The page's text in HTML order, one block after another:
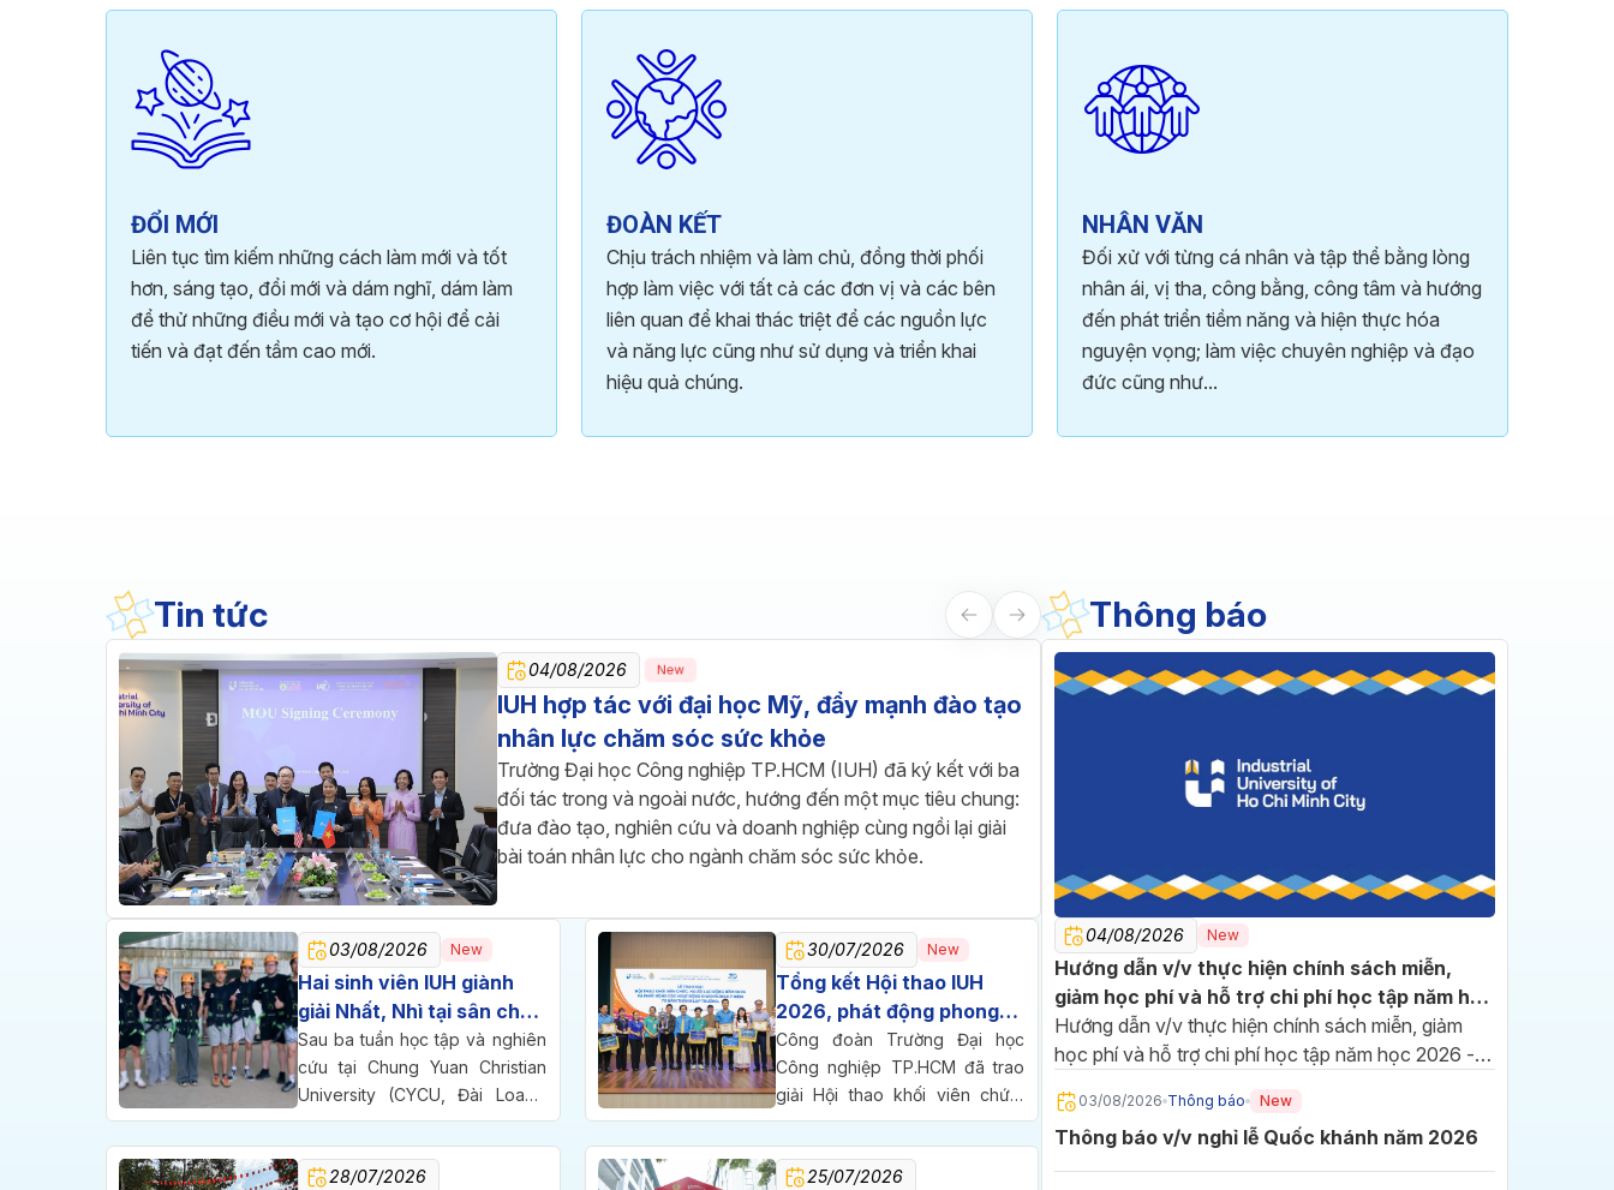
ĐIỆP HIỆU TRƯỞNG
ĐỔI MỚI
Liên tục tìm kiếm những cách làm mới và tốt
hơn, sáng tạo, đổi mới và dám nghĩ, dám làm
để thử những điều mới và tạo cơ hội để cải
tiến và đạt đến tầm cao mới.
ĐOÀN KẾT
Chịu trách nhiệm và làm chủ, đồng thời phối
hợp làm việc với tất cả các đơn vị và các bên
liên quan để khai thác triệt để các nguồn lực
và năng lực cũng như sử dụng và triển khai
hiệu quả chúng.
NHÂN VĂN
Đối xử với từng cá nhân và tập thể bằng lòng
nhân ái, vị tha, công bằng, công tâm và hướng
đến phát triển tiềm năng và hiện thực hóa
nguyện vọng; làm việc chuyên nghiệp và đạo
đức cũng như...
Tin tức
04/08/2026 New
IUH hợp tác với đại học Mỹ, đẩy mạnh đào tạo
nhân lực chăm sóc sức khỏe
Trường Đại học Công nghiệp TP.HCM (IUH) đã ký kết với ba
đối tác trong và ngoài nước, hướng đến một mục tiêu chung:
đưa đào tạo, nghiên cứu và doanh nghiệp cùng ngồi lại giải
bài toán nhân lực cho ngành chăm sóc sức khỏe.
03/08/2026 New
Hai sinh viên IUH giành
giải Nhất, Nhì tại sân chơi
nghiên cứu quốc tế ở Đài
Loan
Sau ba tuần học tập và nghiên
cứu tại Chung Yuan Christian
University (CYCU, Đài Loan),
hai sinh viên Trường Đại học
Công nghiệp TP.HCM (IUH) đã
cùng bước lên bục vinh danh
30/07/2026 New
Tổng kết Hội thao IUH
2026, phát động phong
trào thi đua chào mừng
70 năm thành lập trường
Công đoàn Trường Đại học
Công nghiệp TP.HCM đã trao
giải Hội thao khối viên chức,
người lao động năm 2026,
đồng thời phát động phong
trào thi đua chào mừng 70 năm
28/07/2026 25/07/2026
Đảng bộ IUH sơ kết 6
tháng đầu năm, phát động
thi đua hoàn thành nhiệm
vụ năm 2026
Hướng đến cột mốc 70 năm
xây dựng và phát triển, Đảng
bộ Trường Đại học Công
nghiệp TP.HCM (IUH) tiếp tục
đổi mới phương thức lãnh đạo,
phát huy tinh thần đoàn kết để
10/07/2026
Thông báo
04/08/2026 New
Hướng dẫn v/v thực hiện chính sách miễn,
giảm học phí và hỗ trợ chi phí học tập năm học
2026 - 2027
Hướng dẫn v/v thực hiện chính sách miễn, giảm
học phí và hỗ trợ chi phí học tập năm học 2026 -
03/08/2026 Thông báo New
Thông báo v/v nghỉ lễ Quốc khánh năm 2026